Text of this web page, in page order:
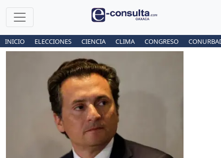
INICIO ELECCIONES CIENCIA CLIMA CONGRESO